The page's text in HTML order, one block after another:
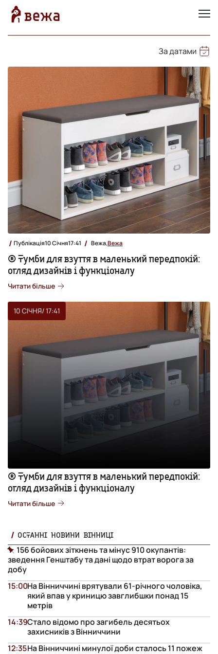
За датами
Публікація10 Січня17:41 Вежа,Вежа
® Тумби для взуття в маленький передпокій:
огляд дизайнів і функціоналу
Читати більше
10 СІЧНЯ/ 17:41
® Тумби для взуття в маленький передпокій:
огляд дизайнів і функціоналу
Читати більше
ОСТАННІ НОВИНИ ВІННИЦІ
156 бойових зіткнень та мінус 910 окупантів:
зведення Генштабу та дані щодо втрат ворога за
добу
На Вінниччині врятували 61-річного чоловіка,
який впав у криницю завглибшки понад 15
метрів
15:00
Стало відомо про загибель десятьох
захисників з Вінниччини
14:39
На Вінниччині минулої доби сталось 11 пожеж
12:35